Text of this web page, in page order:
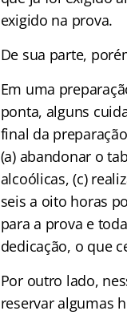
exigido na prova.
De sua parte,
Em uma
ponta, alguns
final da
(a) abandonar o
alcoólicas, (c)
seis a oito horas
para a prova e
dedicação, o que
Por outro lado,
reservar algumas